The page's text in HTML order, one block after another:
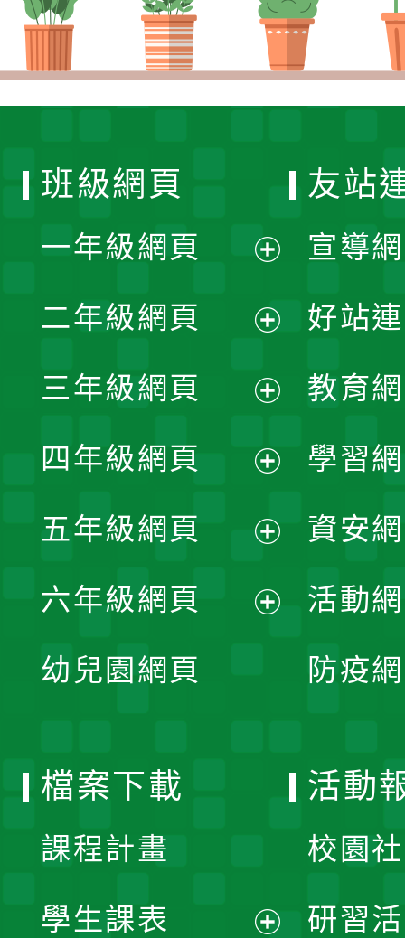
班級網頁
一年級網頁
開
選
單
二年級網頁
開
選
單
三年級網頁
開
選
單
四年級網頁
開
選
五年級網頁
開
六年級網頁
幼兒園網頁
友站
宣導
好站
教育
學習
資安
活動
防疫
檔案下載
課程計畫
學生課表
活動
校園
研習